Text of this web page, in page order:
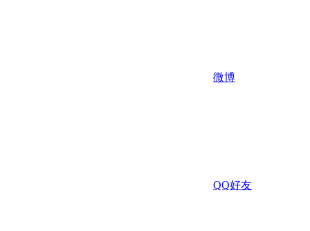
微博
QQ好友